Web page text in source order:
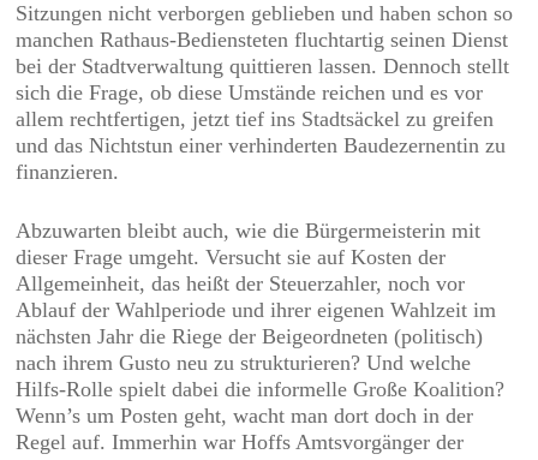
Sitzungen nicht verborgen geblieben und haben schon so
manchen Rathaus-Bediensteten fluchtartig seinen Dienst
bei der Stadtverwaltung quittieren lassen. Dennoch stellt
sich die Frage, ob diese Umstände reichen und es vor
allem rechtfertigen, jetzt tief ins Stadtsäckel zu greifen
und das Nichtstun einer verhinderten Baudezernentin zu
finanzieren.
Abzuwarten bleibt auch, wie die Bürgermeisterin mit
dieser Frage umgeht. Versucht sie auf Kosten der
Allgemeinheit, das heißt der Steuerzahler, noch vor
Ablauf der Wahlperiode und ihrer eigenen Wahlzeit im
nächsten Jahr die Riege der Beigeordneten (politisch)
nach ihrem Gusto neu zu strukturieren? Und welche
Hilfs-Rolle spielt dabei die informelle Große Koalition?
Wenn’s um Posten geht, wacht man dort doch in der
Regel auf. Immerhin war Hoffs Amtsvorgänger der